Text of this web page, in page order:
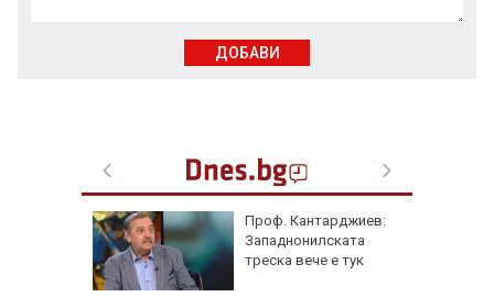
Проф. Кантарджиев:
Западнонилската
треска вече е тук
ДОБАВИ